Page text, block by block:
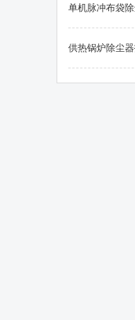
单机脉冲布袋
应用
供热锅炉除尘